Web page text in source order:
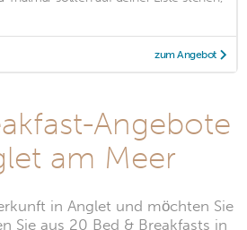
zum Angebot
Angebote
am Meer
in Anglet und möchten Sie
Sie aus 20 Bed & Breakfasts in